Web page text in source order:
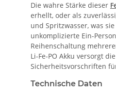
Die wahre Stärke dieser
erhellt, oder als
und Spritzwasser, was
unkomplizierte Ein-
Reihenschaltung
Li-Fe-PO Akku versorgt
Sicherheitsvorschriften
Technische Daten